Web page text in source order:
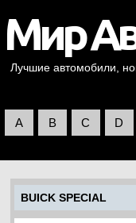
Лучшие автомобили,
A B C D
BUICK SPECIAL